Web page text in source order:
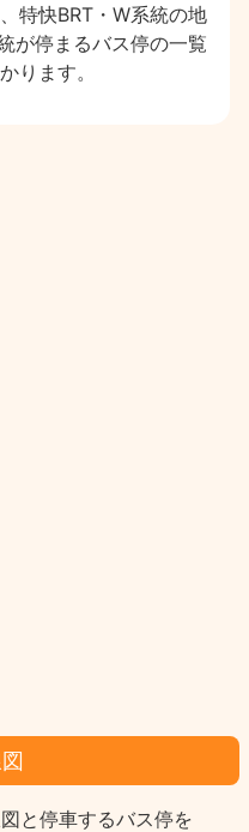
特快BRT・W系統の地
が停まるバス停の一覧
ります。
と停車するバス停を